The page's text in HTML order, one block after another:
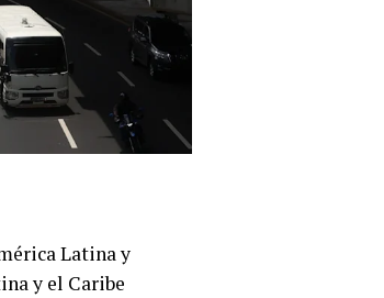
Latina y
y el Caribe